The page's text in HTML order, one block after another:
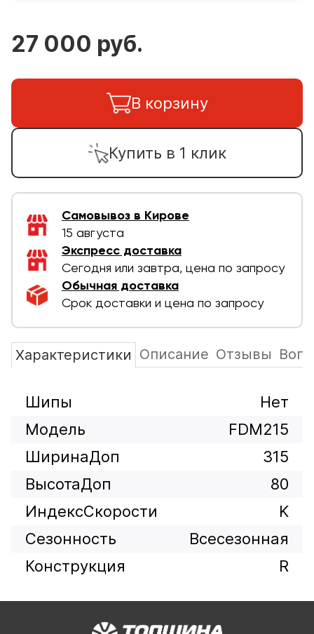
27 000 руб.
В корзину
Купить в 1 клик
Самовывоз в Кирове
15 августа
Экспресс доставка
Сегодня или завтра, цена по запросу
Обычная доставка
Срок доставки и цена по запросу
Характеристики Описание Отзывы
Шипы
Нет
Модель
FDM215
ШиринаДоп
315
ВысотаДоп
80
ИндексСкорости
K
Сезонность
Всесезонная
Конструкция
R